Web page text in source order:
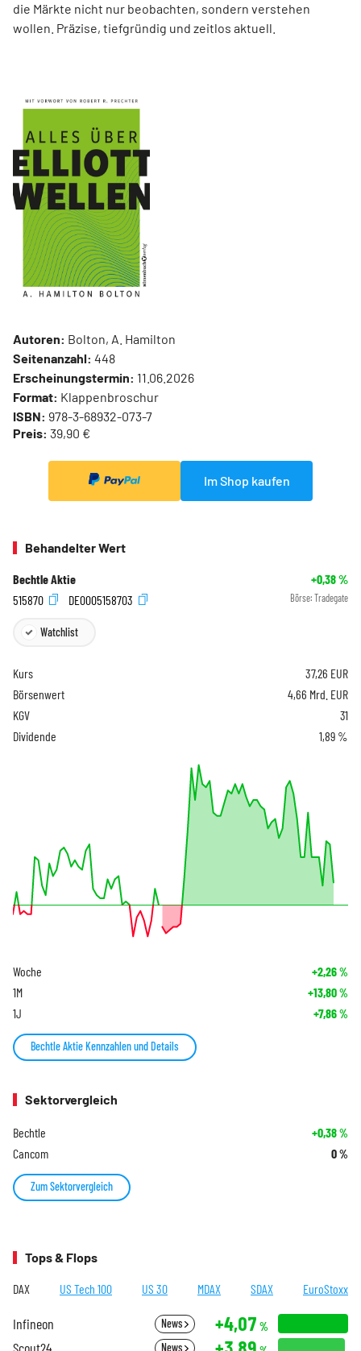
die Märkte nicht nur beobachten, sondern verstehen
wollen. Präzise, tiefgründig und zeitlos aktuell.
Autoren: Bolton, A. Hamilton
Seitenanzahl: 448
Erscheinungstermin: 11.06.2026
Format: Klappenbroschur
ISBN: 978-3-68932-073-7
Preis: 39,90 €
Im Shop kaufen
Behandelter Wert
Bechtle Aktie +0,38%
515870
DE0005158703 Börse: Tradegate
Watchlist
Kurs 37,26 EUR
Börsenwert
4,66 Mrd. EUR
KGV
31
Dividende
1,89 %
Woche +2,26%
1M +13,80%
1J +7,86%
Bechtle Aktie Kennzahlen und Details
Sektorvergleich
Bechtle +0,38%
Cancom 0%
Zum Sektorvergleich
Tops & Flops
DAX US Tech 100 US 30 MDAX SDAX EuroStoxx
Infineon News +4,07 %
Scout24 News